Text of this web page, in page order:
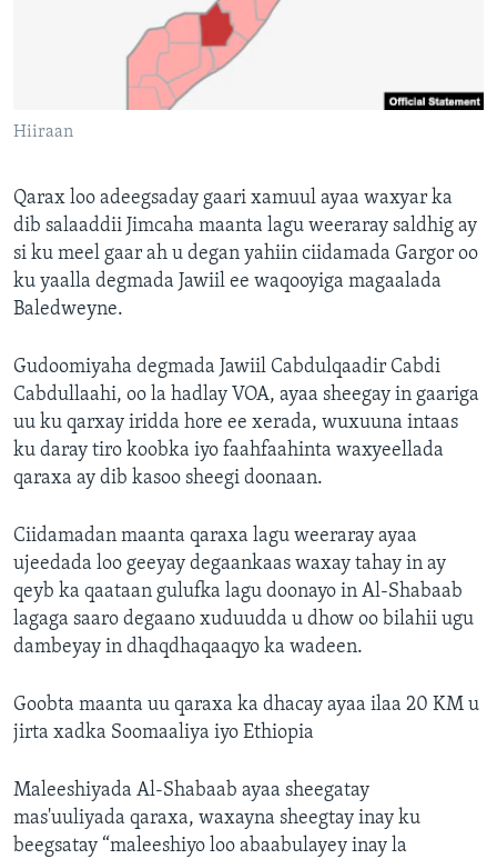
FAAQIDAADDA TODDOBAADKA
DHEXTAALKA TODDOBAADKA
Hiiraan
Qarax loo adeegsaday gaari xamuul ayaa waxyar ka
dib salaaddii Jimcaha maanta lagu weeraray saldhig ay
si ku meel gaar ah u degan yahiin ciidamada Gargor oo
ku yaalla degmada Jawiil ee waqooyiga magaalada
Baledweyne.
Gudoomiyaha degmada Jawiil Cabdulqaadir Cabdi
Cabdullaahi, oo la hadlay VOA, ayaa sheegay in gaariga
uu ku qarxay iridda hore ee xerada, wuxuuna intaas
ku daray tiro koobka iyo faahfaahinta waxyeellada
qaraxa ay dib kasoo sheegi doonaan.
Ciidamadan maanta qaraxa lagu weeraray ayaa
ujeedada loo geeyay degaankaas waxay tahay in ay
qeyb ka qaataan gulufka lagu doonayo in Al-Shabaab
lagaga saaro degaano xuduudda u dhow oo bilahii ugu
dambeyay in dhaqdhaqaaqyo ka wadeen.
Goobta maanta uu qaraxa ka dhacay ayaa ilaa 20 KM u
jirta xadka Soomaaliya iyo Ethiopia
Maleeshiyada Al-Shabaab ayaa sheegatay
mas'uuliyada qaraxa, waxayna sheegtay inay ku
beegsatay “maleeshiyo loo abaabulayey inay la